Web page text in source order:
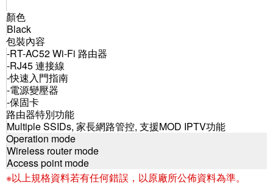
顏色
Black
包裝內容
-RT-AC52 Wi-Fi 路由器
-RJ45 連接線
-快速入門指南
-電源變壓器
-保固卡
路由器特別功能
Multiple SSIDs, 家長網路管控, 支援MOD IPTV功能
Operation mode
Wireless router mode
Access point mode
※以上規格資料若有任何錯誤，以原廠所公佈資料為準。